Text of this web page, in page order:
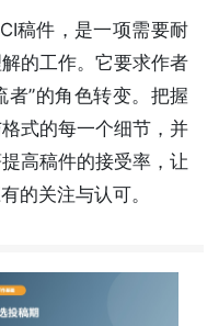
稿件，是一项需要耐
的工作。它要求作者
者”的角色转变。把握
式的每一个细节，并
高稿件的接受率，让
的关注与认可。